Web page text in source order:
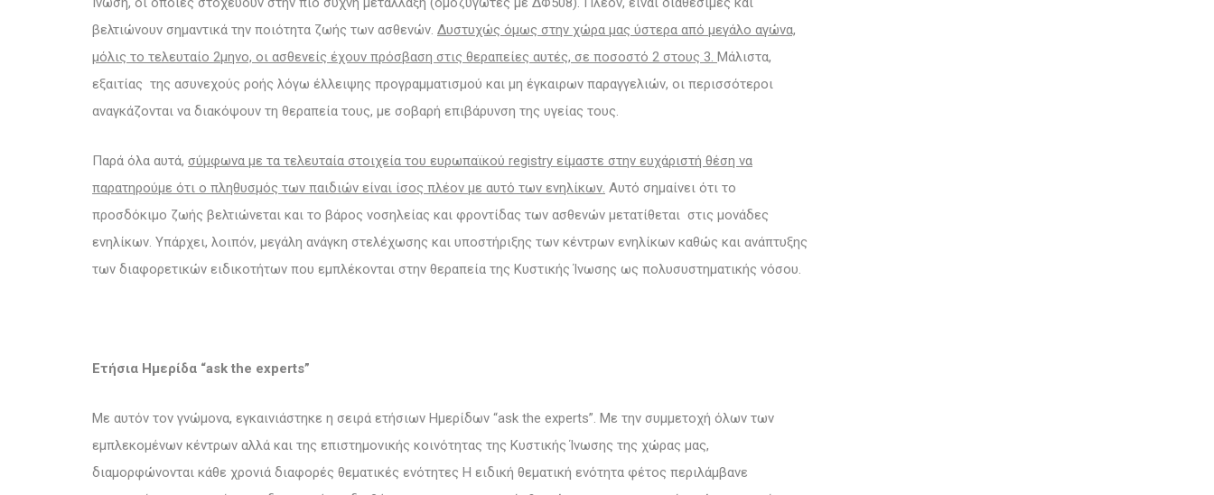
βελτιώνουν σημαντικά την ποιότητα ζωής των ασθενών. Δυστυχώς όμως στην χώρα μας ύστερα από μεγάλο αγώνα,
μόλις το τελευταίο 2μηνο, οι ασθενείς έχουν πρόσβαση στις θεραπείες αυτές, σε ποσοστό 2 στους 3. Μάλιστα,
εξαιτίας της ασυνεχούς ροής λόγω έλλειψης προγραμματισμού και μη έγκαιρων παραγγελιών, οι περισσότεροι
αναγκάζονται να διακόψουν τη θεραπεία τους, με σοβαρή επιβάρυνση της υγείας τους.
Παρά όλα αυτά, σύμφωνα με τα τελευταία στοιχεία του ευρωπαϊκού registry είμαστε στην ευχάριστή θέση να
παρατηρούμε ότι ο πληθυσμός των παιδιών είναι ίσος πλέον με αυτό των ενηλίκων. Αυτό σημαίνει ότι το
προσδόκιμο ζωής βελτιώνεται και το βάρος νοσηλείας και φροντίδας των ασθενών μετατίθεται στις μονάδες
ενηλίκων. Υπάρχει, λοιπόν, μεγάλη ανάγκη στελέχωσης και υποστήριξης των κέντρων ενηλίκων καθώς και ανάπτυξης
των διαφορετικών ειδικοτήτων που εμπλέκονται στην θεραπεία της Κυστικής Ίνωσης ως πολυσυστηματικής νόσου.
Ετήσια Ημερίδα “ask the experts”
Με αυτόν τον γνώμονα, εγκαινιάστηκε η σειρά ετήσιων Ημερίδων “ask the experts”. Με την συμμετοχή όλων των
εμπλεκομένων κέντρων αλλά και της επιστημονικής κοινότητας της Κυστικής Ίνωσης της χώρας μας,
διαμορφώνονται κάθε χρονιά διαφορές θεματικές ενότητες Η ειδική θεματική ενότητα φέτος περιλάμβανε